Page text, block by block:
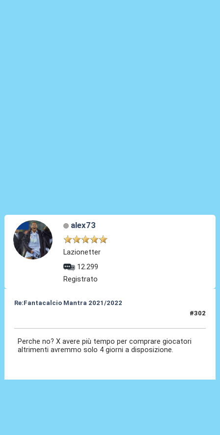
alex73
Lazionetter
12.299
Registrato
Re:Fantacalcio Mantra 2021/2022
#302
Perche no? X avere più tempo per comprare giocatori
altrimenti avremmo solo 4 giorni a disposizione.